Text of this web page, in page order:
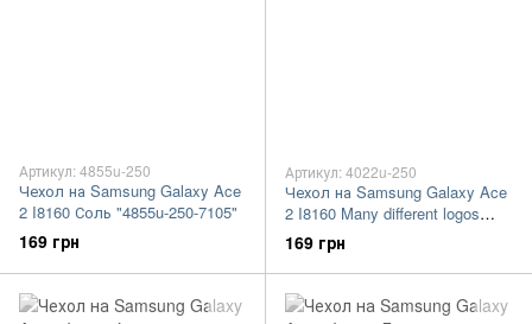
Артикул: 4855u-250
Чехол на Samsung Galaxy Ace
2 I8160 Соль "4855u-250-7105"
169 грн
Артикул: 4022u-250
Чехол на Samsung Galaxy Ace
2 I8160 Many different logos
"4022u-250-7105"
169 грн